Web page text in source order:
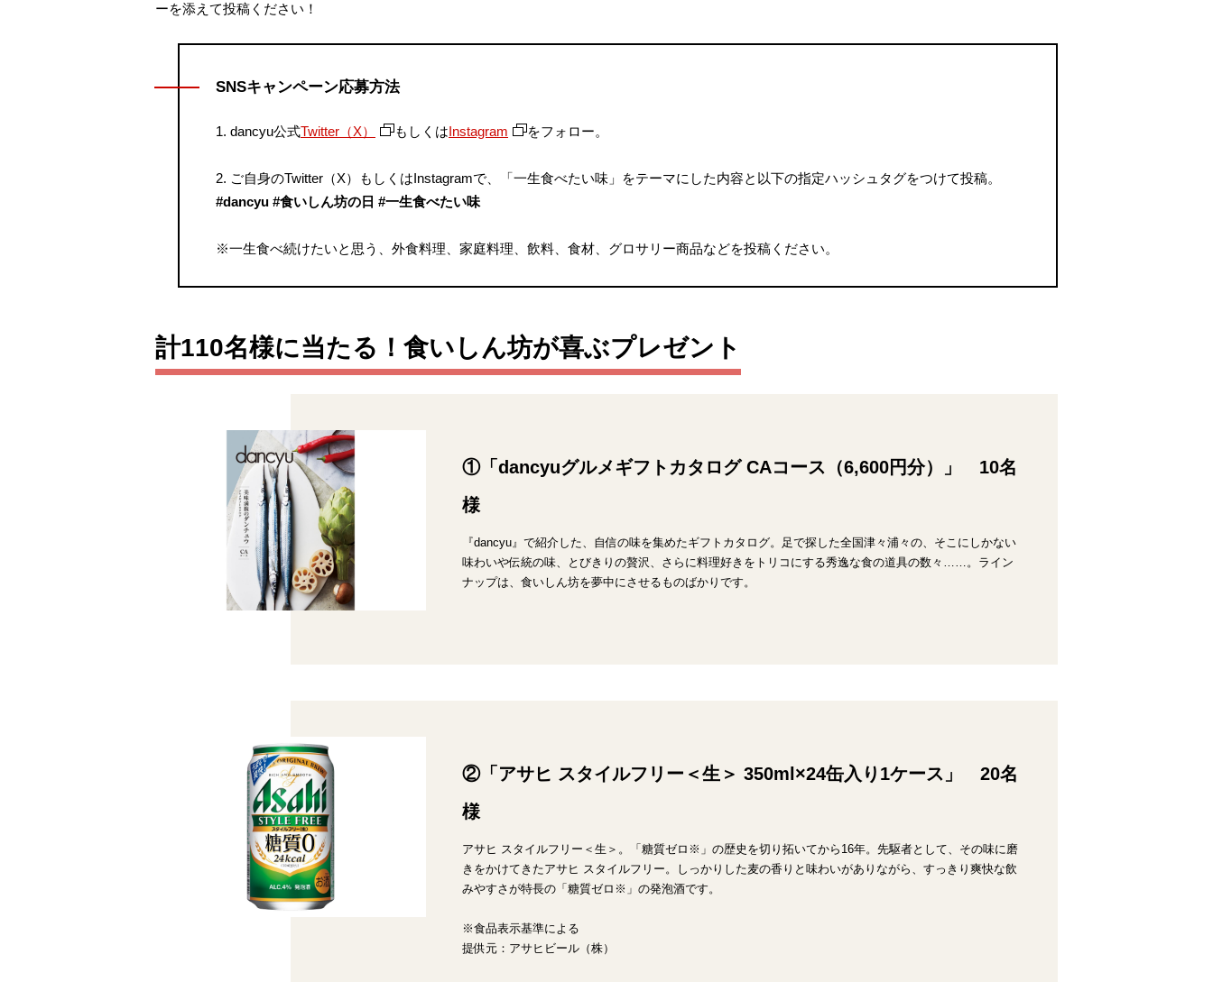
ーを添えて投稿ください！
SNSキャンペーン応募方法
1. dancyu公式Twitter（X） もしくはInstagram をフォロー。
2. ご自身のTwitter（X）もしくはInstagramで、「一生食べたい味」をテーマにした内容と以下の指定ハッシュタグをつけて投稿。
#dancyu #食いしん坊の日 #一生食べたい味
※一生食べ続けたいと思う、外食料理、家庭料理、飲料、食材、グロサリー商品などを投稿ください。
計110名様に当たる！食いしん坊が喜ぶプレゼント
①「dancyuグルメギフトカタログ CAコース（6,600円分）」 10名
様
『dancyu』で紹介した、自信の味を集めたギフトカタログ。足で探した全国津々浦々の、そこにしかない
味わいや伝統の味、とびきりの贅沢、さらに料理好きをトリコにする秀逸な食の道具の数々……。ライン
ナップは、食いしん坊を夢中にさせるものばかりです。
②「アサヒ スタイルフリー＜生＞ 350ml×24缶入り1ケース」 20名
様
アサヒ スタイルフリー＜生＞。「糖質ゼロ※」の歴史を切り拓いてから16年。先駆者として、その味に磨
きをかけてきたアサヒ スタイルフリー。しっかりした麦の香りと味わいがありながら、すっきり爽快な飲
みやすさが特長の「糖質ゼロ※」の発泡酒です。
※食品表示基準による
提供元：アサヒビール（株）